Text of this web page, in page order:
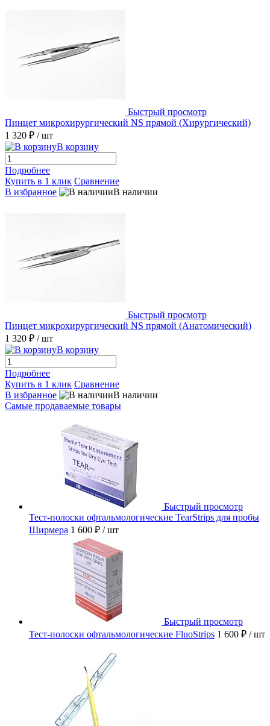
Быстрый просмотр
Пинцет микрохирургический NS прямой (Хирургический)
1 320 ₽ / шт
В корзину
Подробнее
Купить в 1 клик Сравнение
В избранное
В наличии
Быстрый просмотр
Пинцет микрохирургический NS прямой (Анатомический)
1 320 ₽ / шт
В корзину
Подробнее
Купить в 1 клик Сравнение
В избранное
В наличии
Самые продаваемые товары
Быстрый просмотр
Тест-полоски офтальмологические TearStrips для пробы
Ширмера 1 600 ₽ / шт
Быстрый просмотр
Тест-полоски офтальмологические FluoStrips 1 600 ₽ / шт